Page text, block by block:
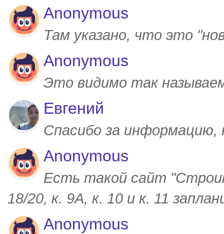
Anonymous
Там указано, что это
Anonymous
Это видимо так
Евгений
Спасибо за
Anonymous
Есть такой сайт
18/20, к. 9А, к. 10 и к. 11
Anonymous